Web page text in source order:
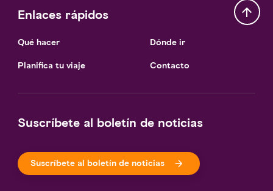
Enlaces rápidos
Qué hacer
Planifica tu viaje
Dónde ir
Contacto
Suscríbete al boletín de noticias
Suscríbete al boletín de noticias